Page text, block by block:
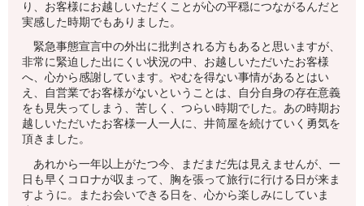
り、お客様にお越しいただくことが心の平穏につながるんだと
実感した時期でもありました。
緊急事態宣言中の外出に批判される方もあると思いますが、
非常に緊迫した出にくい状況の中、お越しいただいたお客様
へ、心から感謝しています。やむを得ない事情があるとはい
え、自営業でお客様がないということは、自分自身の存在意義
をも見失ってしまう、苦しく、つらい時期でした。あの時期お
越しいただいたお客様一人一人に、井筒屋を続けていく勇気を
頂きました。
あれから一年以上がたつ今、まだまだ先は見えませんが、一
日も早くコロナが収まって、胸を張って旅行に行ける日が来ま
すように。またお会いできる日を、心から楽しみにしていま